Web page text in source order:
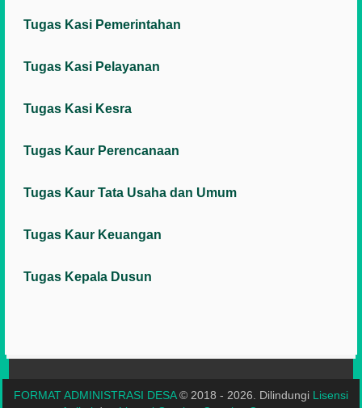
Tugas Kasi Pemerintahan
Tugas Kasi Pelayanan
Tugas Kasi Kesra
Tugas Kaur Perencanaan
Tugas Kaur Tata Usaha dan Umum
Tugas Kaur Keuangan
Tugas Kepala Dusun
FORMAT ADMINISTRASI DESA© 2018 - 2026. Dilindungi Lisensi